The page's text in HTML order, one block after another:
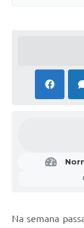
Na semana